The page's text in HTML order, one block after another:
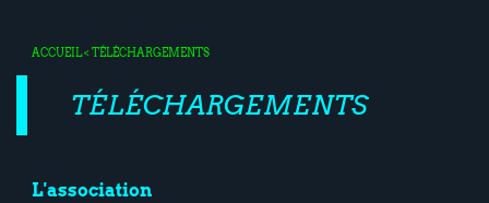
ACCUEIL< TÉLÉCHARGEMENTS
TÉLÉCHARGEMENTS
L'association